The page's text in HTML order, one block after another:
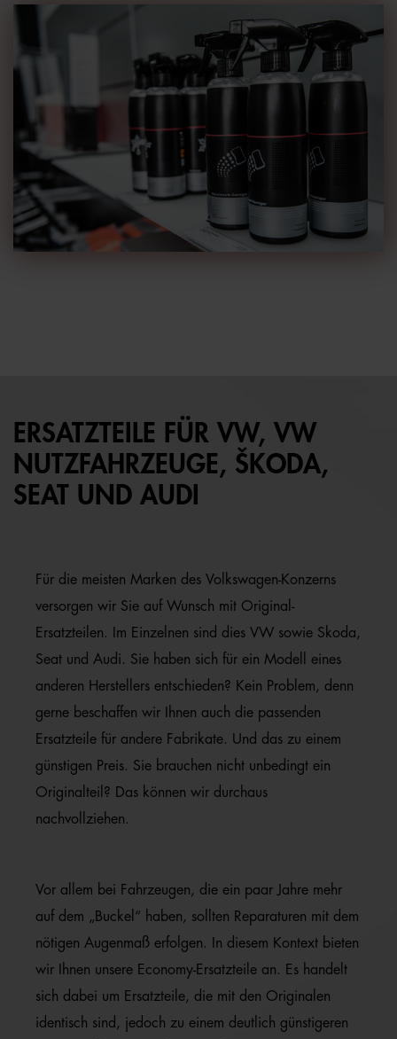
ERSATZTEILE FÜR VW, VW
NUTZFAHRZEUGE, ŠKODA,
SEAT UND AUDI
Für die meisten Marken des Volkswagen-Konzerns
versorgen wir Sie auf Wunsch mit Original-
Ersatzteilen. Im Einzelnen sind dies VW sowie Skoda,
Seat und Audi. Sie haben sich für ein Modell eines
anderen Herstellers entschieden? Kein Problem, denn
gerne beschaffen wir Ihnen auch die passenden
Ersatzteile für andere Fabrikate. Und das zu einem
günstigen Preis. Sie brauchen nicht unbedingt ein
Originalteil? Das können wir durchaus
nachvollziehen.
Vor allem bei Fahrzeugen, die ein paar Jahre mehr
auf dem „Buckel“ haben, sollten Reparaturen mit dem
nötigen Augenmaß erfolgen. In diesem Kontext bieten
wir Ihnen unsere Economy-Ersatzteile an. Es handelt
sich dabei um Ersatzteile, die mit den Originalen
identisch sind, jedoch zu einem deutlich günstigeren